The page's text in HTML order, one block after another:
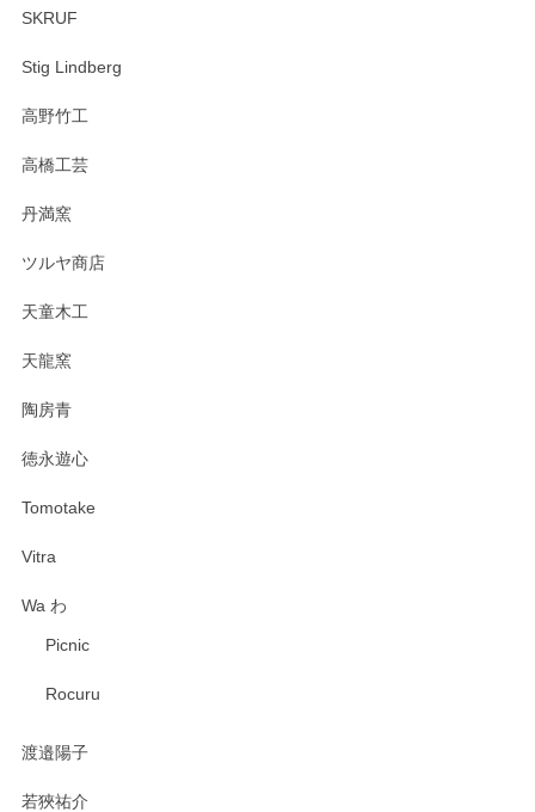
SKRUF
Stig Lindberg
高野竹工
高橋工芸
丹満窯
ツルヤ商店
天童木工
天龍窯
陶房青
徳永遊心
Tomotake
Vitra
Wa わ
Picnic
Rocuru
渡邉陽子
若狹祐介